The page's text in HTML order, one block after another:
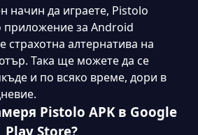
на Pistolo apk
и мнения за
от реални
за Pistolo apk
Pistolo за мобилни
начин да играете, Pistolo
приложение за Android
страхотна алтернатива на
Така ще можете да се
и по всяко време, дори в
Pistolo APK в Google
Play Store?